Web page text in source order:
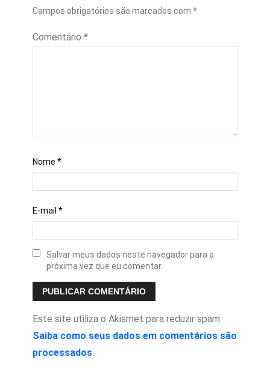
Campos obrigatórios são marcados com *
Comentário *
Nome *
E-mail *
Salvar meus dados neste navegador para a
próxima vez que eu comentar.
Este site utiliza o Akismet para reduzir spam.
Saiba como seus dados em comentários são
processados